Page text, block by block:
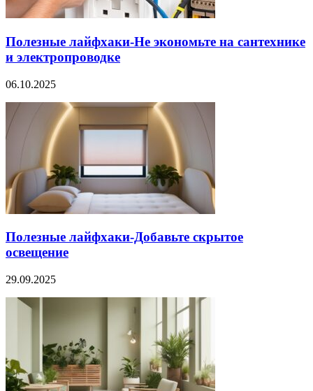
Полезные лайфхаки-Не экономьте на сантехнике
и электропроводке
06.10.2025
Полезные лайфхаки-Добавьте скрытое
освещение
29.09.2025